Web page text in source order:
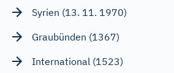
Syrien (13. 11. 1970)
Graubünden (1367)
International (1523)